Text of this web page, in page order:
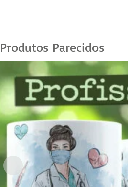
Produtos Parecidos